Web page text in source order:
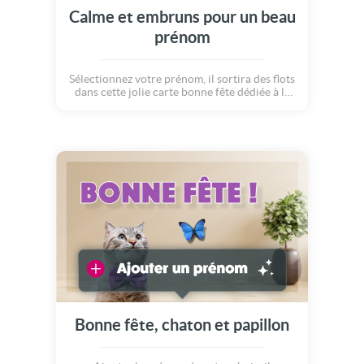
Calme et embruns pour un beau
prénom
Sélectionnez votre prénom, il sortira des flots
dans cette jolie carte bonne fête dédiée à la
Bonne fête, chaton et papillon